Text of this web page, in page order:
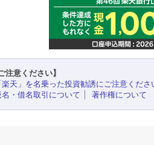
注意ください】
楽天」を名乗った投資勧誘にご注意くださ
名・借名取引について
著作権について